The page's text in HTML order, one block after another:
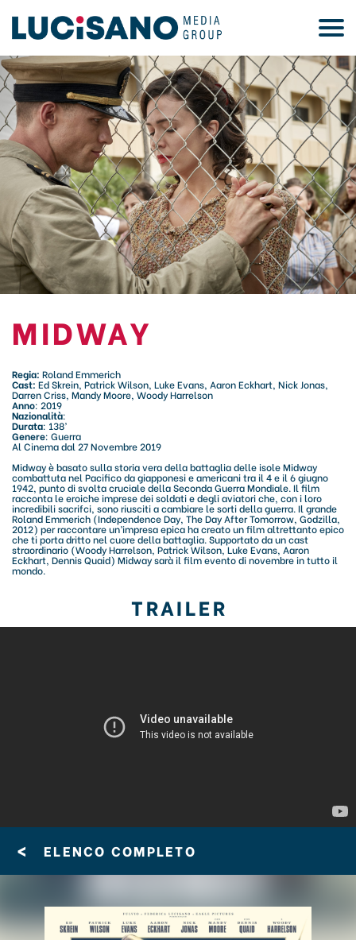
MIDWAY
Regia: Roland Emmerich
Cast: Ed Skrein, Patrick Wilson, Luke Evans, Aaron Eckhart, Nick Jonas,
Darren Criss, Mandy Moore, Woody Harrelson
Anno: 2019
Nazionalità:
Durata: 138’
Genere: Guerra
Al Cinema dal 27 Novembre 2019
Midway è basato sulla storia vera della battaglia delle isole Midway
combattuta nel Pacifico da giapponesi e americani tra il 4 e il 6 giugno
1942, punto di svolta cruciale della Seconda Guerra Mondiale. Il film
racconta le eroiche imprese dei soldati e degli aviatori che, con i loro
incredibili sacrifci, sono riusciti a cambiare le sorti della guerra. Il grande
Roland Emmerich (Independence Day, The Day After Tomorrow, Godzilla,
2012) per raccontare un’impresa epica ha creato un film altrettanto epico
che ti porta dritto nel cuore della battaglia. Supportato da un cast
straordinario (Woody Harrelson, Patrick Wilson, Luke Evans, Aaron
Eckhart, Dennis Quaid) Midway sarà il film evento di novembre in tutto il
mondo.
TRAILER
< ELENCO COMPLETO